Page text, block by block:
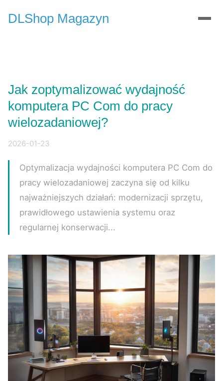
DLShop Magazyn
Jak zoptymalizować wydajność
komputera PC Com do pracy
wielozadaniowej?
2026-01-23
Optymalizacja wydajności komputera PC Com do
pracy wielozadaniowej zaczyna się od kilku
najważniejszych działań: modernizacji sprzętu,
prawidłowego ustawienia systemu oraz
regularnej konserwacji...